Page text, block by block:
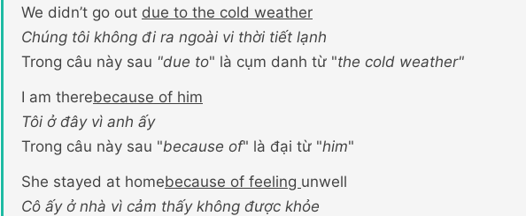
We didn’t go out due to the cold weather
Chúng tôi không đi ra ngoài vi thời tiết lạnh
Trong câu này sau "due to" là cụm danh từ "the cold weather"
I am therebecause of him
Tôi ở đây vì anh ấy
Trong câu này sau "because of" là đại từ "him"
She stayed at homebecause of feeling unwell
Cô ấy ở nhà vì cảm thấy không được khỏe